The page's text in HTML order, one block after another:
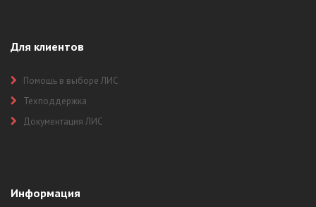
Для клиентов
Помощь в выборе ЛИС
Техподдержка
Документация ЛИС
Информация